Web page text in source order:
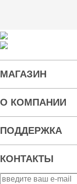
МАГАЗИН
О КОМПАНИИ
ПОДДЕРЖКА
КОНТАКТЫ